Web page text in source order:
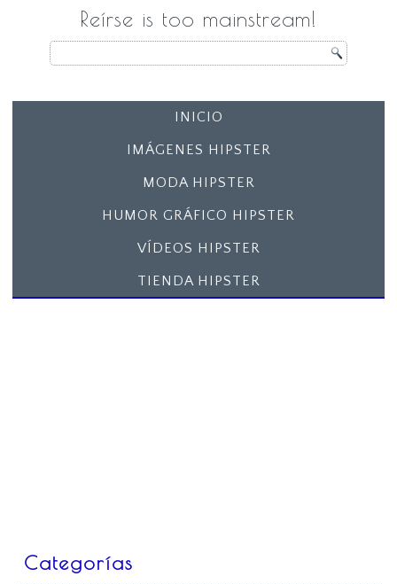
Reírse is too mainstream!
INICIO
IMÁGENES HIPSTER
MODA HIPSTER
HUMOR GRÁFICO HIPSTER
VÍDEOS HIPSTER
TIENDA HIPSTER
Categorías